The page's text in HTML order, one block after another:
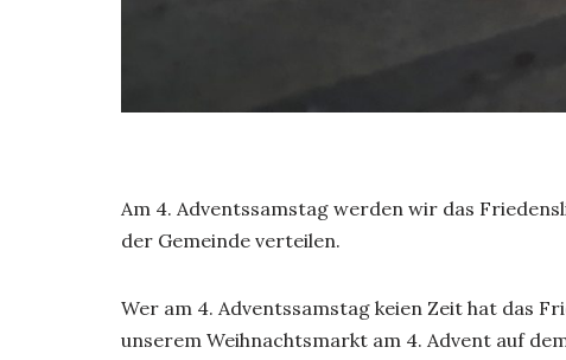
Am 4. Adventssamstag werden wir das
der Gemeinde verteilen.
Wer am 4. Adventssamstag keien Zeit hat das
unserem Weihnachtsmarkt am 4. Advent auf